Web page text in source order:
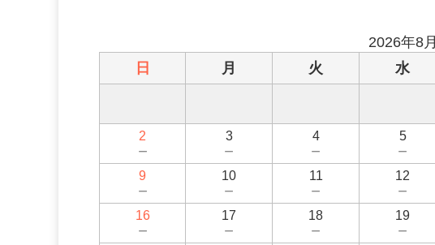
2026年8月
日
月 火 水
2
－
3
－
4
－
5
－
9
－
10
－
11
－
12
－
16
－
17
－
18
－
19
－